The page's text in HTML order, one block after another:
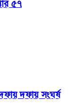
৫৭
দফায় সংঘর্ষ